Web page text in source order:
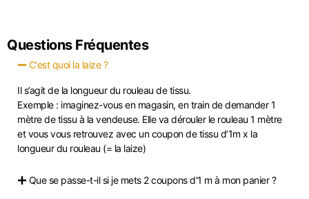
Questions Fréquentes
C'est quoi la laize ?
Il s’agit de la longueur du rouleau de tissu.
Exemple : imaginez-vous en magasin, en train de demander 1
mètre de tissu à la vendeuse. Elle va dérouler le rouleau 1 mètre
et vous vous retrouvez avec un coupon de tissu d’1m x la
longueur du rouleau (= la laize)
Que se passe-t-il si je mets 2 coupons d'1 m à mon panier ?